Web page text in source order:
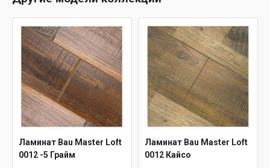
Ламинат Bau Master Loft
0012 -5 Грайм
Ламинат Bau Master Loft
0012 Кайсо